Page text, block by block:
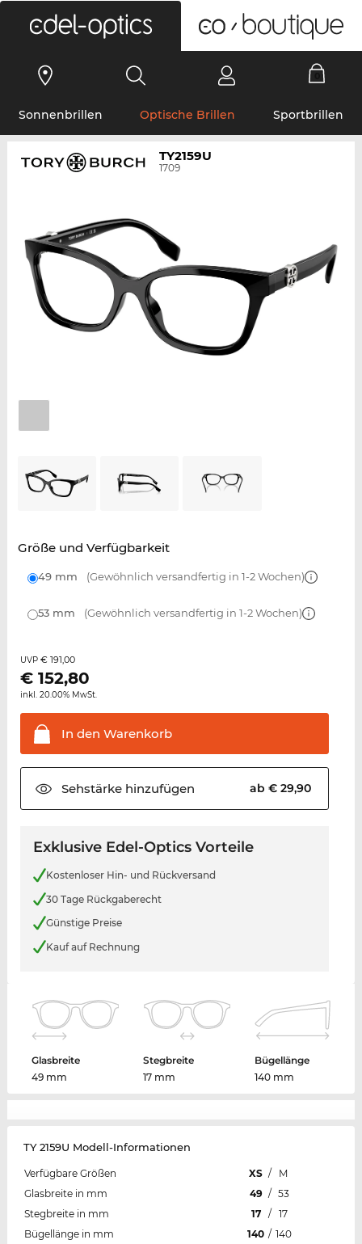
Sonnenbrillen Optische Brillen Sportbrillen
TY2159U
1709
Größe und Verfügbarkeit
49 mm (Gewöhnlich versandfertig in 1-2 Wochen)
53 mm (Gewöhnlich versandfertig in 1-2 Wochen)
UVP € 191,00
€ 152,80
inkl. 20.00% MwSt.
In den Warenkorb
Sehstärkehinzufügen ab € 29,90
Exklusive Edel-Optics Vorteile
Kostenloser Hin- und Rückversand
30 Tage Rückgaberecht
Günstige Preise
Kauf auf Rechnung
Glasbreite
49 mm
Stegbreite
17 mm
Bügellänge
140 mm
TY 2159U Modell-Informationen
Verfügbare Größen XS /
M
Glasbreite in mm
49 / 53
Stegbreite in mm
17 /
17
Bügellänge in mm
140 / 140